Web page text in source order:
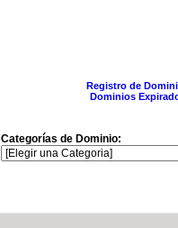
Registro de
Dominios
Categorías de Dominio: